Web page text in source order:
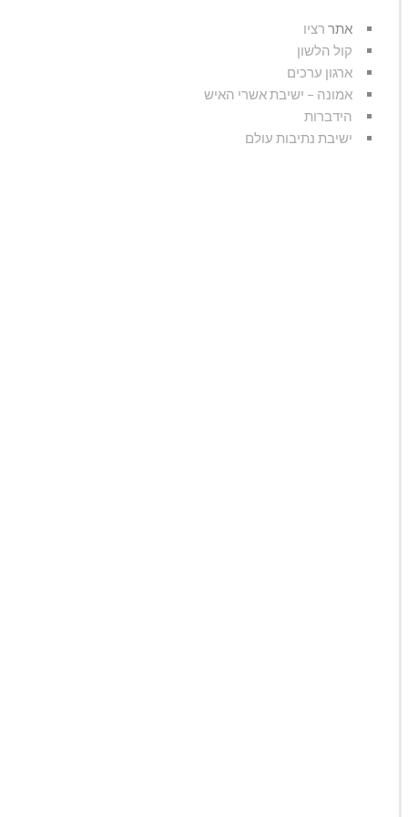
אתר רציו
קול הלשון
ארגון ערכים
אמונה – ישיבת אשרי האיש
הידברות
ישיבת נתיבות עולם